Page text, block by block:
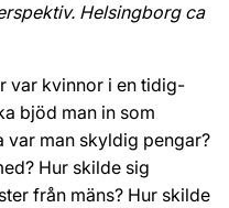
Helsingborg ca
var kvinnor i en tidig-
bjöd man in som
man skyldig pengar?
Hur skilde sig
från mäns? Hur skilde